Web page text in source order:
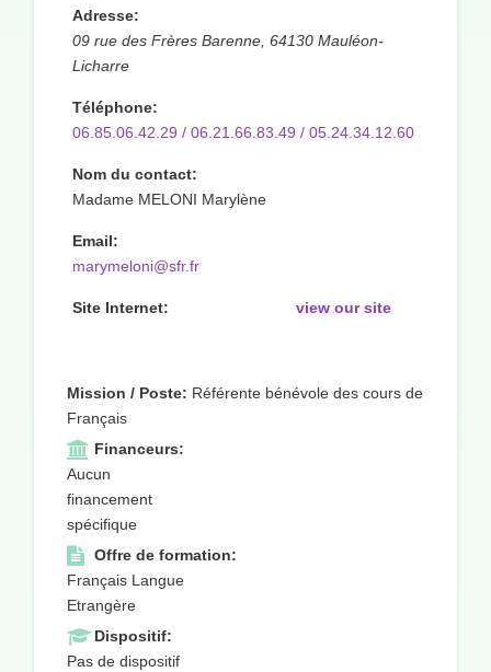
Adresse:
09 rue des Frères Barenne, 64130 Mauléon-
Licharre
Téléphone:
06.85.06.42.29 / 06.21.66.83.49 / 05.24.34.12.60
Nom du contact:
Madame MELONI Marylène
Email:
marymeloni@sfr.fr
Site Internet: view our site
Mission / Poste: Référente bénévole des cours de
Français
Financeurs:
Aucun
financement
spécifique
Offre de formation:
Français Langue
Etrangère
Dispositif:
Pas de dispositif